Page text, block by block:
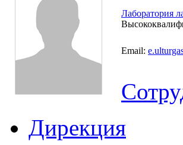
Лаборатория
Email:
Дирекция